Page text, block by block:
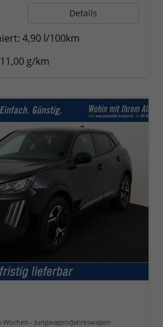
Details
4,90 l/100km
g/km
Wochen Jungwagen/Jahreswagen